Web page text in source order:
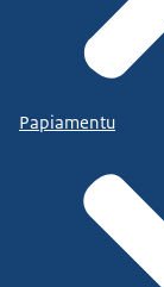
Papiamentu